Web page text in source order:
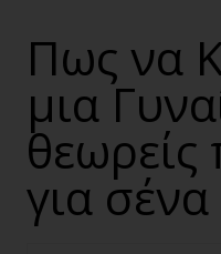
Πως να
μια
για σένα